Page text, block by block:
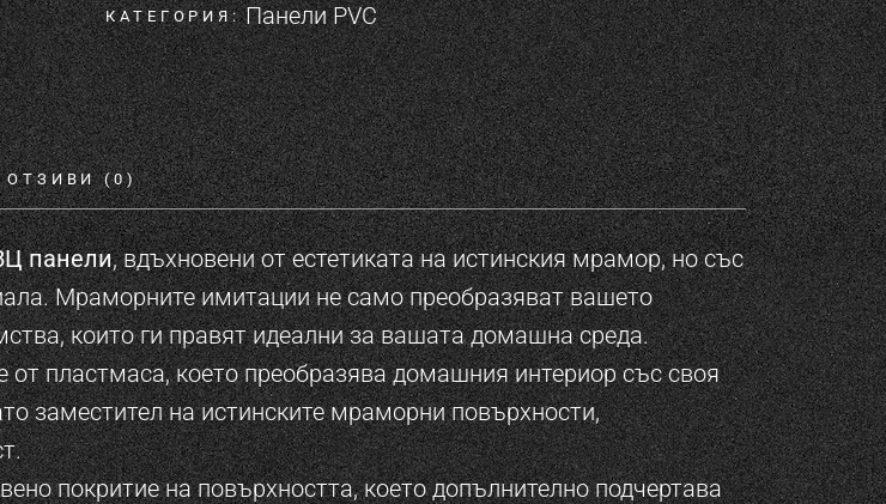
КАТЕГОРИЯ: Панели PVC
ОТЗИВИ (0)
панели, вдъхновени от естетиката на истинския мрамор, но със
Мраморните имитации не само преобразяват вашето
които ги правят идеални за вашата домашна среда.
пластмаса, което преобразява домашния интериор със своя
заместител на истинските мраморни повърхности,
покритие на повърхността, което допълнително подчертава